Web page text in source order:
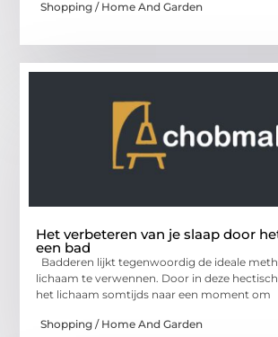
Shopping / Home And Garden
Het verbeteren van je slaap door
een bad
Badderen lijkt tegenwoordig de ideale
lichaam te verwennen. Door in deze
het lichaam somtijds naar een moment om
Shopping / Home And Garden